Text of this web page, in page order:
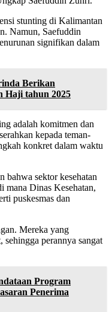
stunting di Kalimantan
Namun, Saefuddin
signifikan dalam
Berikan
Haji tahun 2025
adalah komitmen dan
kepada teman-
konkret dalam waktu
bahwa sektor kesehatan
mana Dinas Kesehatan,
puskesmas dan
Mereka yang
sehingga perannya sangat
Program
Penerima